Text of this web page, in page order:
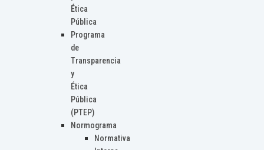
Ética
Pública
Programa
de
Transparencia
y
Ética
Pública
(PTEP)
Normograma
Normativa